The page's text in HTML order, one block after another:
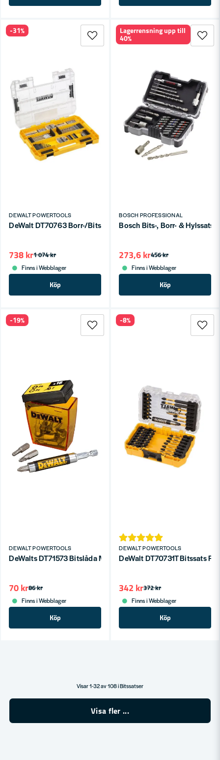
DEWALT POWERTOOLS
DeWalt DT70763 Borr-/Bitssats 85-delar TouchCase L
1 074 kr
738 kr
Finns i Webblager
Köp
-31%
BOSCH PROFESSIONAL
Bosch Bits-, Borr- & Hylssats
456 kr
273,6 kr
Finns i Webblager
Köp
Lagerrensning upp till
40%
DEWALT POWERTOOLS
DeWalts DT71573 Bitslåda Mix TX/PH/PZ (16-delar)
86 kr
70 kr
Finns i Webblager
Köp
-19%
DEWALT POWERTOOLS
DeWalt DT70731T Bitssats
372 kr
342 kr
Finns i Webblager
Köp
-8%
Visar 1-32 av 108 i Bitssatser
Visa fler ...